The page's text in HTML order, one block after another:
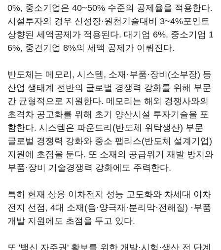
0%, 중소기업은 40~50% 수준의 공제율을 적용한다.
시설투자의 경우 신성장·원천기술대비 3~4%포인트
상향된 세액공제가 적용된다. 대기업 6%, 중소기업 1
6%, 중견기업 8%의 세액 공제가 이뤄진다.
반도체는 메모리, 시스템, 소재·부품·장비(소부장) 등
산업 생태계 전반의 글로벌 경쟁력 강화를 위해 부문
간 균형적으로 지원한다. 메모리는 해외 경쟁사와의
초격차 공고화를 위해 초기 양산시설 투자기술을 포
함한다. 시스템은 파운드리(반도체 위탁생산) 부문
글로벌 경쟁력 강화와 중소 팹리스(반도체 설계기업)
지원에 초점을 둔다. 또 소재의 공급위기 재발 방지와
부품·장비 기술경쟁력 강화에도 주력한다.
특히 현재 상용 이차전지 성능 고도화와 차세대 이차
전지 선점, 4대 소재(음·양극재·분리막·전해질) ·부품
개발 지원에도 초점을 두고 있다.
또 '백신 자주권' 확보를 위한 개발·시험·생산 전 단계